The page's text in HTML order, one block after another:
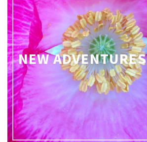
NEW ADVENTURES